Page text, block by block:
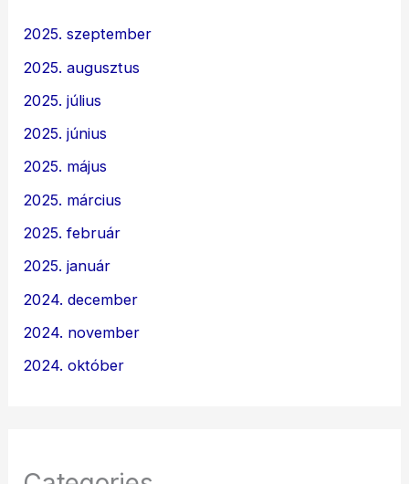
2025. szeptember
2025. augusztus
2025. július
2025. június
2025. május
2025. március
2025. február
2025. január
2024. december
2024. november
2024. október